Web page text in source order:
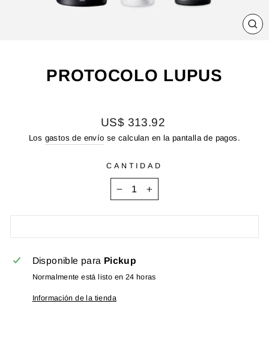
PROTOCOLO LUPUS
Precio
habitual
US$ 313.92
Los gastos de envío se calculan en la pantalla de pagos.
CANTIDAD
Disponible para Pickup
Normalmente está listo en 24 horas
Información de la tienda